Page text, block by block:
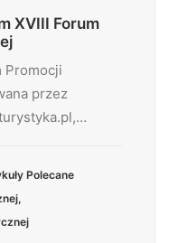
XVIII Forum
Promocji
przez
Polecane
,